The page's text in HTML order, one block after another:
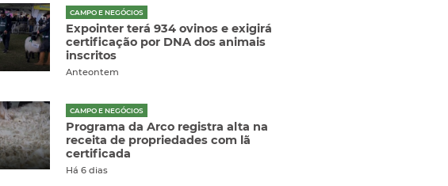
CAMPO E NEGÓCIOS
Expointer terá 934 ovinos e exigirá
certificação por DNA dos animais
inscritos
Anteontem
CAMPO E NEGÓCIOS
Programa da Arco registra alta na
receita de propriedades com lã
certificada
Há 6 dias